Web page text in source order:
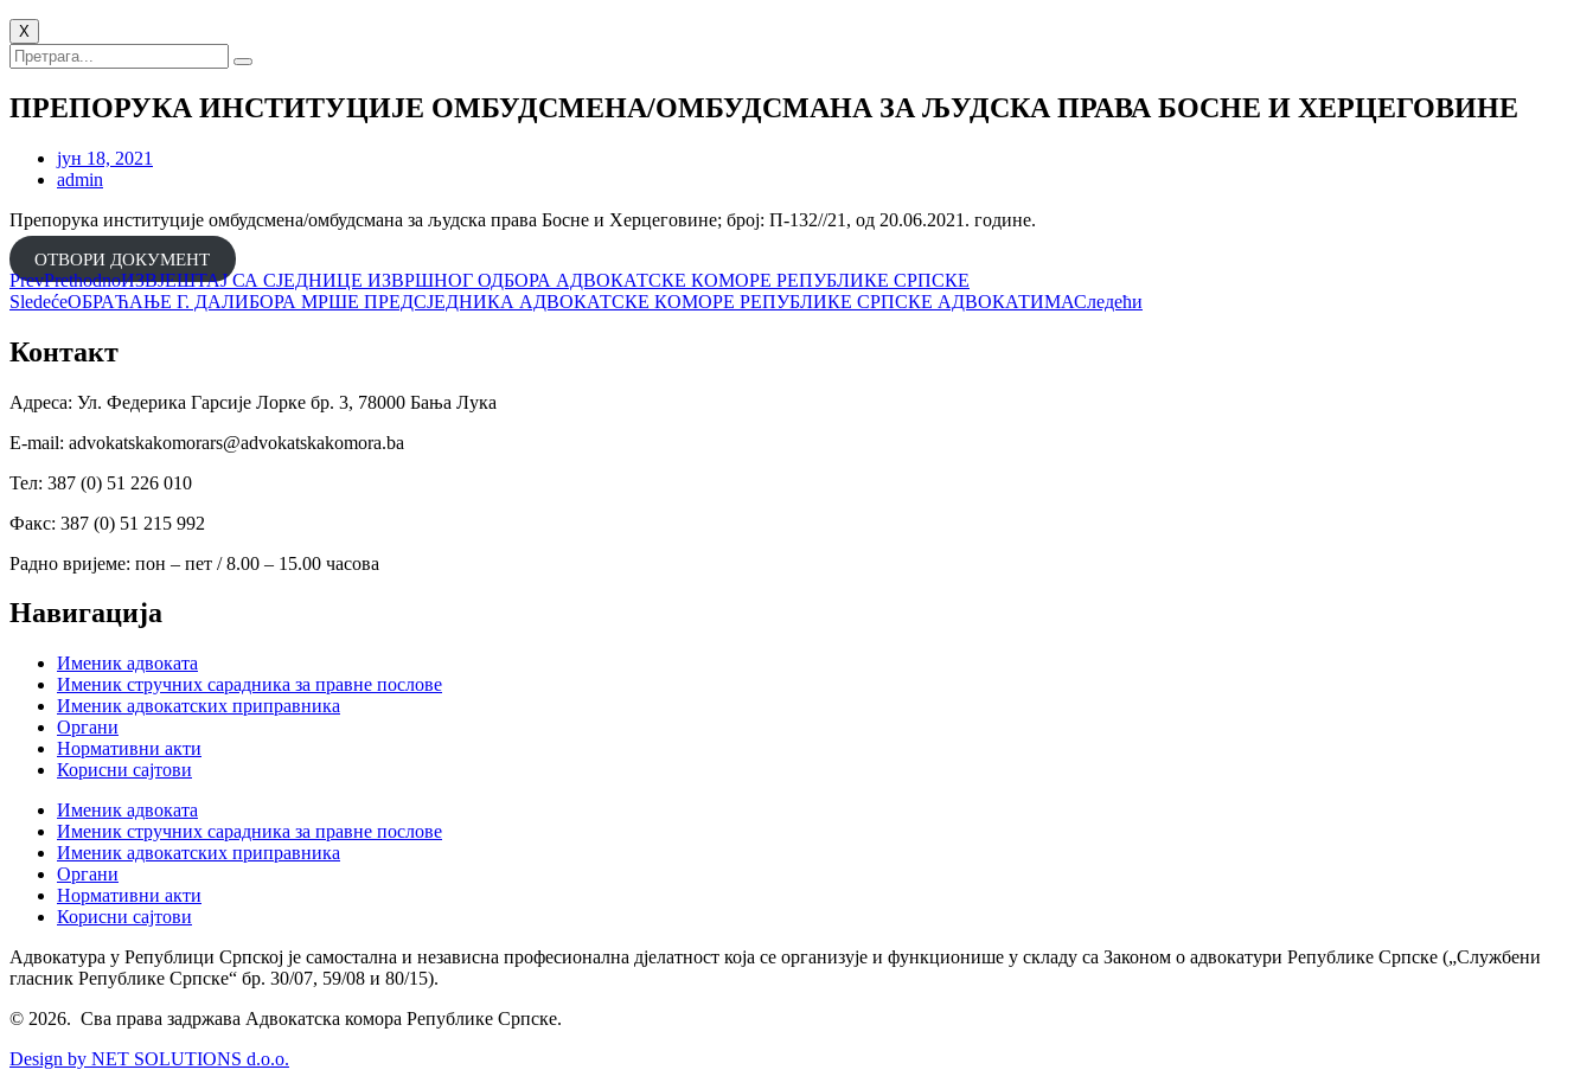
X
ПРЕПОРУКА ИНСТИТУЦИЈЕ ОМБУДСМЕНА/ОМБУДСМАНА ЗА ЉУДСКА ПРАВА БОСНЕ И ХЕРЦЕГОВИНЕ
јун 18, 2021
admin
Препорука институције омбудсмена/омбудсмана за људска права Босне и Херцеговине; број: П-132//21, од 20.06.2021. године.
ОТВОРИ ДОКУМЕНТ
PrevPrethodnoИЗВЈЕШТАЈ СА СЈЕДНИЦЕ ИЗВРШНОГ ОДБОРА АДВОКАТСКЕ КОМОРЕ РЕПУБЛИКЕ СРПСКЕ
SledećeОБРАЋАЊЕ Г. ДАЛИБОРА МРШЕ ПРЕДСЈЕДНИКА АДВОКАТСКЕ КОМОРЕ РЕПУБЛИКЕ СРПСКЕ АДВОКАТИМАСледећи
Контакт
Адреса: Ул. Федерика Гарсије Лорке бр. 3, 78000 Бања Лука
Е-mail: advokatskakomorars@advokatskakomora.ba
Тел: 387 (0) 51 226 010
Факс: 387 (0) 51 215 992
Радно вријеме: пон – пет / 8.00 – 15.00 часова
Навигација
Именик адвоката
Именик стручних сарадника за правне послове
Именик адвокатских приправника
Органи
Нормативни акти
Корисни сајтови
Именик адвоката
Именик стручних сарадника за правне послове
Именик адвокатских приправника
Органи
Нормативни акти
Корисни сајтови
Адвокатура у Републици Српској је самостална и независна професионална дјелатност која се организује и функционише у складу са Законом о адвокатури Републике Српске („Службени
гласник Републике Српске“ бр. 30/07, 59/08 и 80/15).
© 2026. Сва права задржава Адвокатска комора Републике Српске.
Design by NET SOLUTIONS d.o.o.